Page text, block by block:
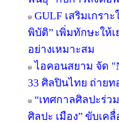
GULF เสริมเกรา
พิบัติ” เพิ่มทักษะให้
อย่างเหมาะสม
ไอคอนสยาม จัด
33 ศิลปินไทย ถ่าย
“เทศกาลศิลปะร่ว
ศิลปะ เมือง” ขับเค